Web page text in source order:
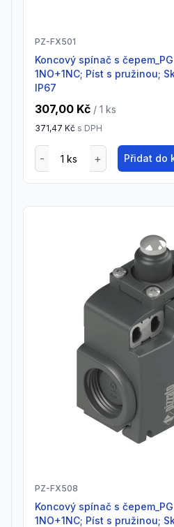
PZ-FX501
Koncový spínač s čepem_PG 13,5; Plast;
1NO+1NC; Píst s pružinou;
IP67
307,00 Kč / 1 ks
371,47 Kč s DPH
Přidat do
PZ-FX508
Koncový spínač s čepem_PG 13,5; Plast;
1NO+1NC; Píst s pružinou;